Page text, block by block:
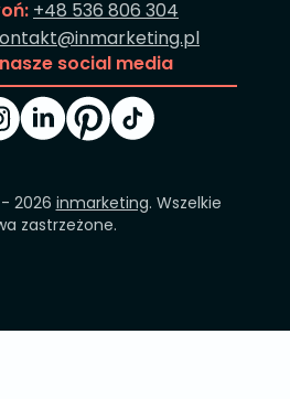
+48 536 806 304
social media
2026 inmarketing. Wszelkie
zastrzeżone.